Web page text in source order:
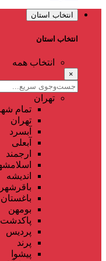
انتخاب استان
انتخاب استان
انتخاب همه
×
تهران
تمام
تهران
آبسرد
آبعلی
ارجمند
اندیشه
باقرشهر
باغستان
بومهن
پاکدشت
پردیس
پرند
پیشوا